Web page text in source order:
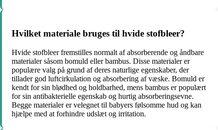
Hvilket materiale bruges til hvide stofbleer?
Hvide stofbleer fremstilles normalt af absorberende og åndbare
materialer såsom bomuld eller bambus. Disse materialer er
populære valg på grund af deres naturlige egenskaber, der
tillader god luftcirkulation og absorbering af væske. Bomuld er
kendt for sin blødhed og holdbarhed, mens bambus er populært
for sin antibakterielle egenskab og hurtig absorberingsevne.
Begge materialer er velegnet til babyers følsomme hud og kan
hjælpe med at forhindre udslæt og irritation.